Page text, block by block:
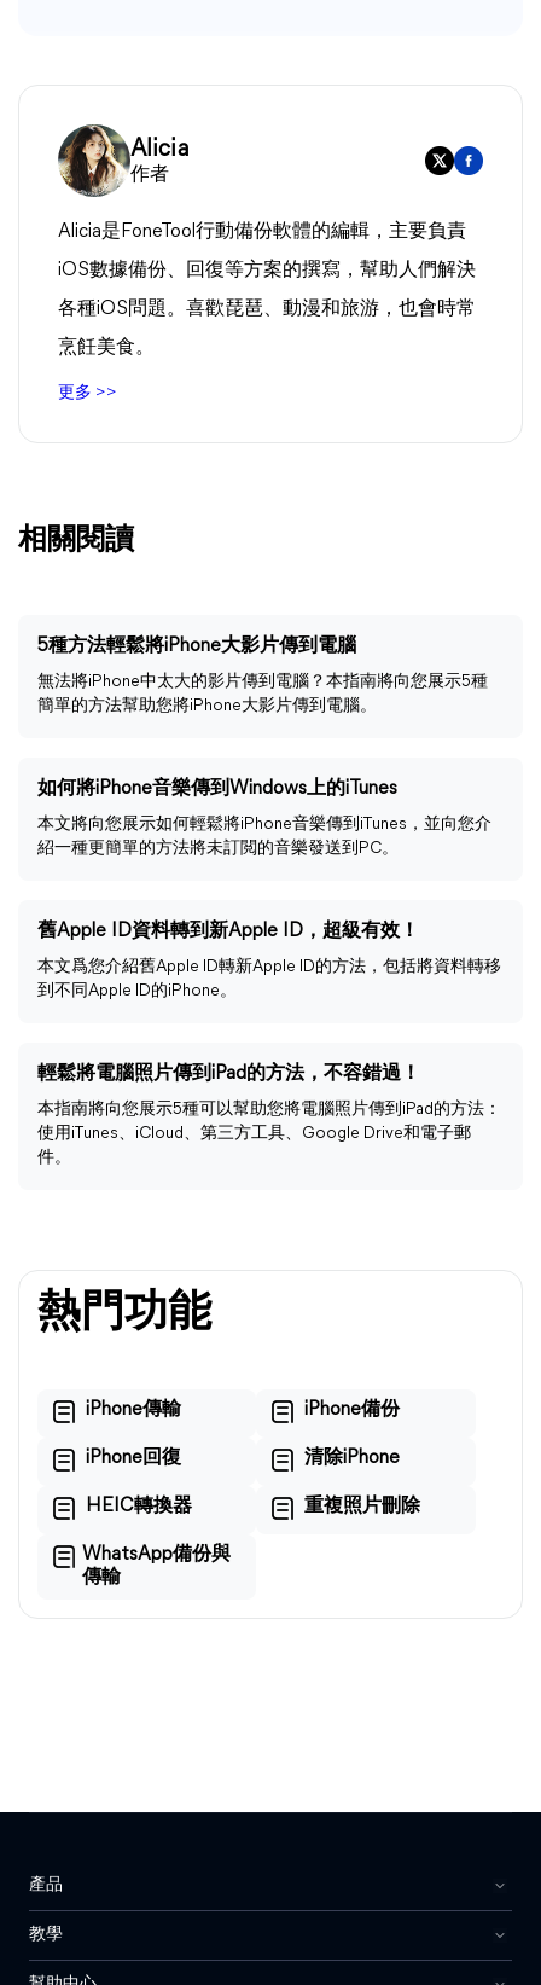
Alicia
作者
Alicia是FoneTool行動備份軟體的編輯，主要負責
iOS數據備份、回復等方案的撰寫，幫助人們解決
各種iOS問題。喜歡琵琶、動漫和旅游，也會時常
烹飪美食。
更多 >>
相關閱讀
5種方法輕鬆將iPhone大影片傳到電腦
無法將iPhone中太大的影片傳到電腦？本指南將向您展示5種
簡單的方法幫助您將iPhone大影片傳到電腦。
如何將iPhone音樂傳到Windows上的iTunes
本文將向您展示如何輕鬆將iPhone音樂傳到iTunes，並向您介
紹一種更簡單的方法將未訂閲的音樂發送到PC。
舊Apple ID資料轉到新Apple ID，超級有效！
本文爲您介紹舊Apple ID轉新Apple ID的方法，包括將資料轉移
到不同Apple ID的iPhone。
輕鬆將電腦照片傳到iPad的方法，不容錯過！
本指南將向您展示5種可以幫助您將電腦照片傳到iPad的方法：
使用iTunes、iCloud、第三方工具、Google Drive和電子郵
件。
熱門功能
iPhone傳輸 iPhone備份
iPhone回復 清除iPhone
HEIC轉換器 重複照片刪除
WhatsApp備份與
傳輸
產品
教學